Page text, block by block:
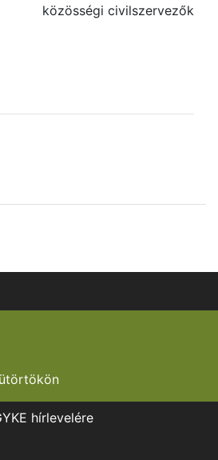
közösségi civilszervezők
hírlevelére